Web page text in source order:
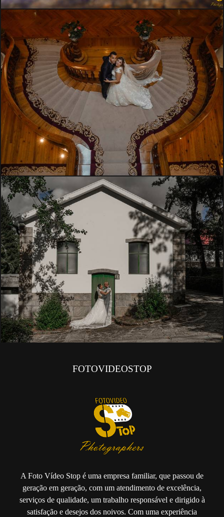
FOTOVIDEOSTOP
A Foto Vídeo Stop é uma empresa familiar, que passou de
geração em geração, com um atendimento de excelência,
serviços de qualidade, um trabalho responsável e dirigido à
satisfação e desejos dos noivos. Com uma experiência